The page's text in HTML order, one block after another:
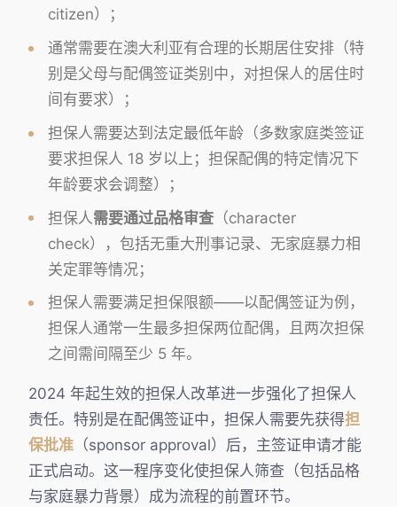
citizen）；
通常需要在澳大利亚有合理的长期居住安排（特
别是父母与配偶签证类别中，对担保人的居住时
间有要求）；
担保人需要达到法定最低年龄（多数家庭类签证
要求担保人 18 岁以上；担保配偶的特定情况下
年龄要求会调整）；
担保人需要通过品格审查 （character
check），包括无重大刑事记录、无家庭暴力相
关定罪等情况；
担保人需要满足担保限额——以配偶签证为例，
担保人通常一生最多担保两位配偶，且两次担保
之间需间隔至少 5 年。
2024 年起生效的担保人改革进一步强化了担保人
责任。特别是在配偶签证中，担保人需要先获得担
保批准 （sponsor approval）后，主签证申请才能
正式启动。这一程序变化使担保人筛查（包括品格
与家庭暴力背景）成为流程的前置环节。